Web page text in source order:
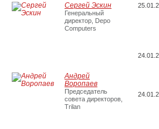
Сергей Эскин
Генеральный
директор, Depo
Computers
Андрей
Воропаев
Председатель
совета директоров,
Trilan